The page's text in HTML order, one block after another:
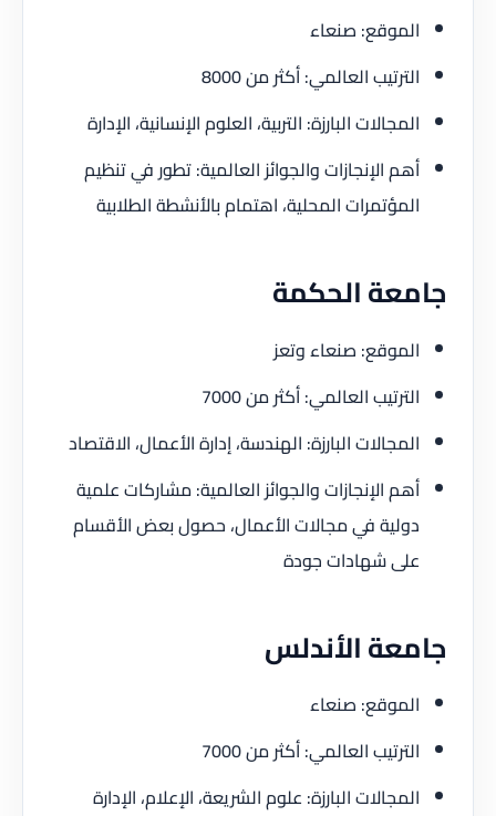
الموقع: صنعاء
الترتيب العالمي: أكثر من 8000
المجالات البارزة: التربية، العلوم الإنسانية، الإدارة
أهم الإنجازات والجوائز العالمية: تطور في تنظيم
المؤتمرات المحلية، اهتمام بالأنشطة الطلابية
جامعة الحكمة
الموقع: صنعاء وتعز
الترتيب العالمي: أكثر من 7000
المجالات البارزة: الهندسة، إدارة الأعمال، الاقتصاد
أهم الإنجازات والجوائز العالمية: مشاركات علمية
دولية في مجالات الأعمال، حصول بعض الأقسام
على شهادات جودة
جامعة الأندلس
الموقع: صنعاء
الترتيب العالمي: أكثر من 7000
المجالات البارزة: علوم الشريعة، الإعلام، الإدارة